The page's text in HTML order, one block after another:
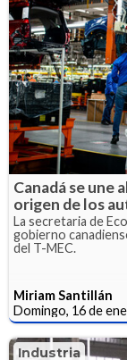
Canadá se une
origen de los
La secretaria de
gobierno
del T-MEC.
Miriam Santillán
Domingo, 16 de
Industria